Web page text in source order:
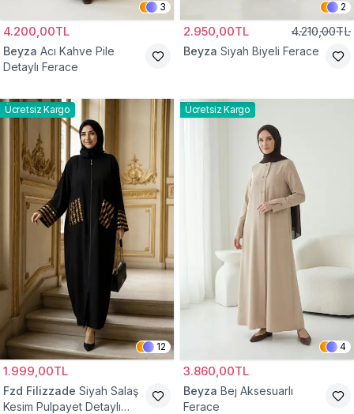
3
4.200,00TL
Beyza Acı Kahve Pile
Detaylı Ferace
2
2.950,00TL 4.210,00TL
Beyza Siyah Biyeli Ferace
Ücretsiz Kargo
12
1.999,00TL
Fzd Filizzade Siyah Salaş
Kesim Pulpayet Detaylı
Ücretsiz Kargo
4
3.860,00TL
Beyza Bej Aksesuarlı
Ferace